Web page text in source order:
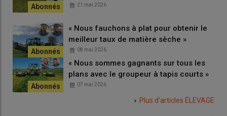
21 mai 2026
« Nous fauchons à plat pour obtenir le
meilleur taux de matière sèche »
08 mai 2026
« Nous sommes gagnants sur tous les
plans avec le groupeur à tapis courts »
07 mai 2026
Plus d'articles ÉLEVAGE